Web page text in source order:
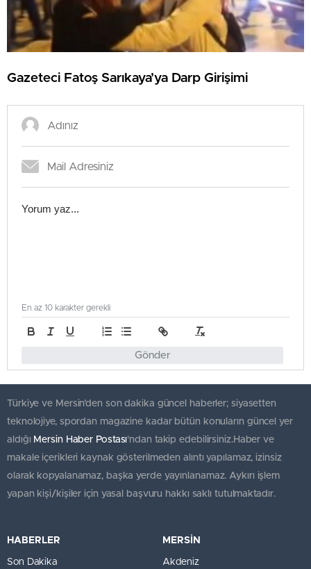
Gazeteci Fatoş Sarıkaya’ya Darp Girişimi
Gönder
En az 10 karakter gerekli
Türkiye ve Mersin’den son dakika güncel haberler; siyasetten
teknolojiye, spordan magazine kadar bütün konuların güncel yer
aldığı Mersin Haber Postası'ndan takip edebilirsiniz.Haber ve
makale içerikleri kaynak gösterilmeden alıntı yapılamaz, izinsiz
olarak kopyalanamaz, başka yerde yayınlanamaz. Aykırı işlem
yapan kişi/kişiler için yasal başvuru hakkı saklı tutulmaktadır.
HABERLER
Son Dakika
MERSİN
Akdeniz